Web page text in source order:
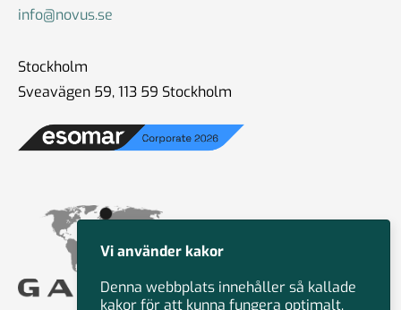
info@novus.se
Stockholm
Sveavägen 59, 113 59 Stockholm
Vi använder kakor
Denna webbplats innehåller så kallade
kakor för att kunna fungera optimalt.